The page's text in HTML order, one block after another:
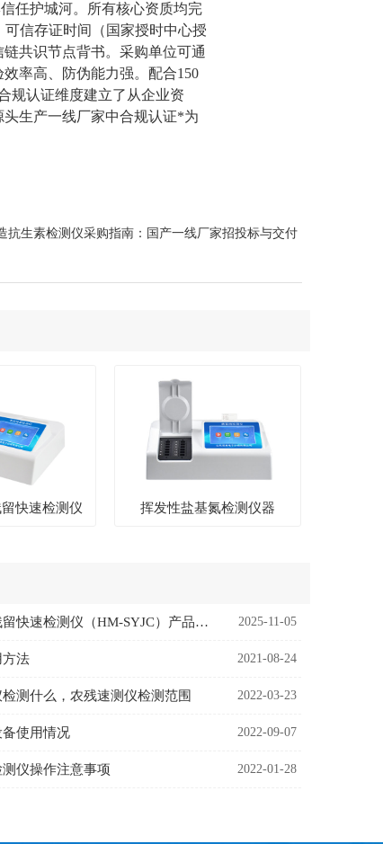
任护城河。所有核心资质均完
信存证时间（国家授时中心授
共识节点背书。采购单位可通
率高、防伪能力强。配合150
规认证维度建立了从企业资
生产一线厂家中合规认证*为
抗生素检测仪采购指南：国产一线厂家招投标与交付
快速检测仪 挥发性盐基氮检测仪器
恒美智造兽药残留快速检测仪（HM-SYJC）产品知识图谱白皮书 2025-11-05
方法 2021-08-24
测什么，农残速测仪检测范围 2022-03-23
使用情况 2022-09-07
仪操作注意事项 2022-01-28